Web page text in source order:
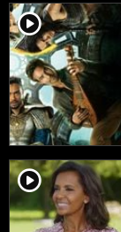
player2
player2